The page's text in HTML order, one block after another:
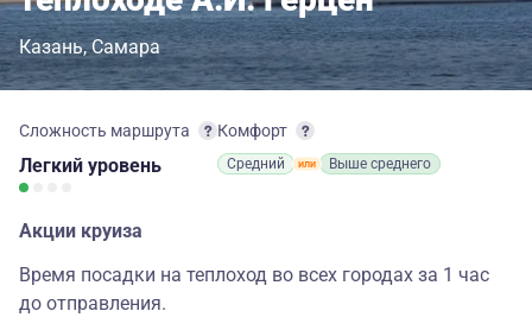
Казань Самара
Сложность маршрута
Легкий уровень
Комфорт
Средний Выше среднего
Акции круиза
Время посадки на теплоход во всех городах за 1 час
до отправления.